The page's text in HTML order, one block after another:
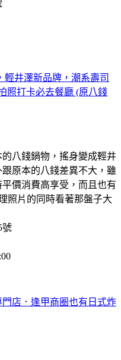
輕井澤新品牌，潮系壽司
照打卡必去餐廳 (原八錢
八錢鍋物，搖身變成輕井
原本的八錢差異不大，雖
價消費高享受，而且也有
照片的同時看著那盤子大
號
門店．逢甲商圈也有日式炸